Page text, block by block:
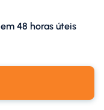
48 horas úteis